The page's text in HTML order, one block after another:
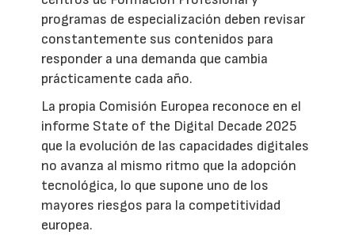
programas de especialización deben revisar
constantemente sus contenidos para
responder a una demanda que cambia
prácticamente cada año.
La propia Comisión Europea reconoce en el
informe State of the Digital Decade 2025
que la evolución de las capacidades digitales
no avanza al mismo ritmo que la adopción
tecnológica, lo que supone uno de los
mayores riesgos para la competitividad
europea.